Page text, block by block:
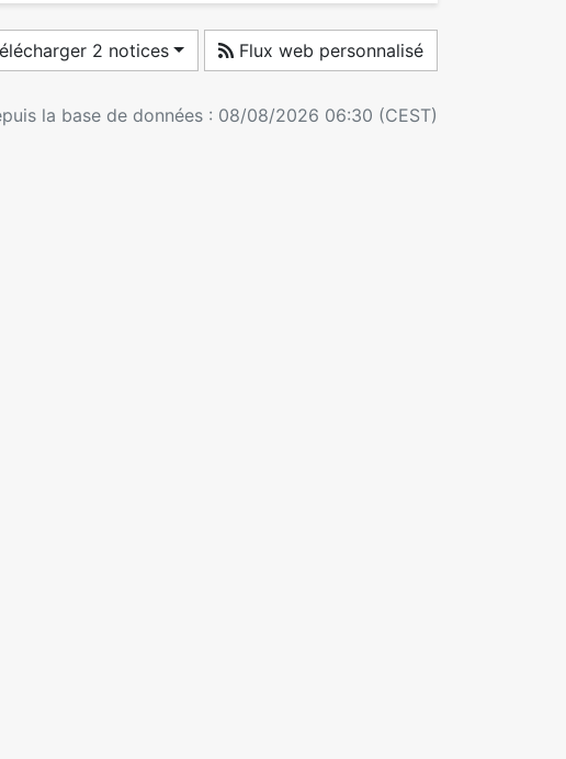
2 notices Flux web personnalisé
la base de données : 08/08/2026 06:30 (CEST)